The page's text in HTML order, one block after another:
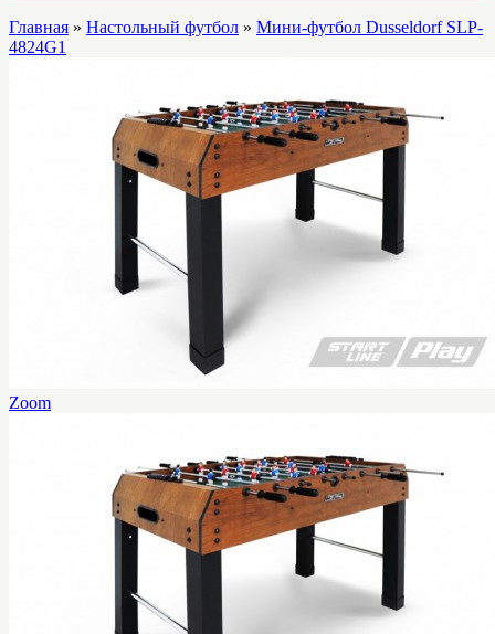
Главная » Настольный футбол » Мини-футбол Dusseldorf SLP-
4824G1
Zoom